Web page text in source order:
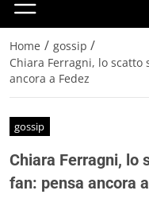
Home / gossip /
Chiara Ferragni, lo scatto
ancora a Fedez
gossip
Chiara Ferragni, lo
fan: pensa ancora